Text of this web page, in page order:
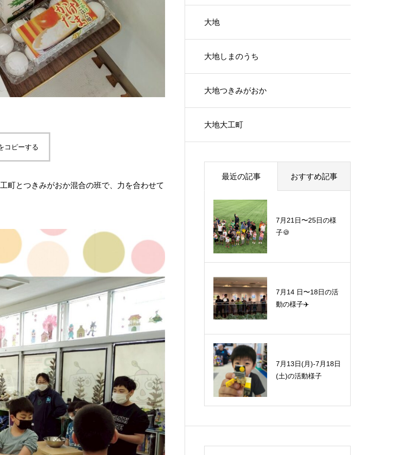
コピーする
町とつきみがおか混合の班で、力を合わせて
大地
大地しまのうち
大地つきみがおか
大地大工町
最近の記事 おすすめ記事
7月21日〜25日の様
子🍪
7月14 日〜18日の活
動の様子✈️
7月13日(月)-7月18日
(土)の活動様子